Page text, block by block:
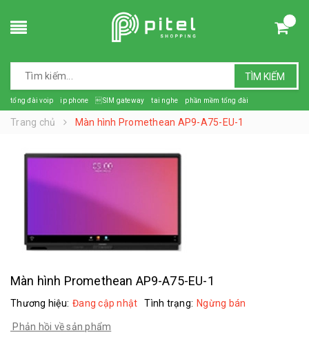
TÌM KIẾM
tổng đài voip ip phone SIM gateway tai nghe phần mềm tổng đài
Trang chủ Màn hình Promethean AP9-A75-EU-1
Màn hình Promethean AP9-A75-EU-1
Thương hiệu: Đang cập nhật Tình trạng: Ngừng bán
Phản hồi về sản phẩm